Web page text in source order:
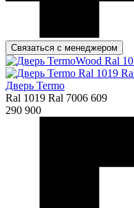
Связаться с менеджером
Дверь Termo
Ral 1019 Ral 7006 609
290 900